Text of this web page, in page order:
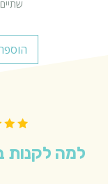
שתיים
למה לקנות